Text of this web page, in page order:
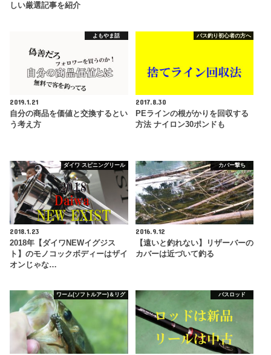
しい厳選記事を紹介
よもやま話
2019.1.21
自分の商品を価値と交換するとい
う考え方
バス釣り初心者の方へ
2017.8.30
PEラインの根がかりを回収する
方法 ナイロン30ポンドも
ダイワ スピニングリール
2018.1.23
2018年【ダイワNEWイグジス
ト】のモノコックボディーはザイ
オンじゃな…
カバー撃ち
2016.9.12
【遠いと釣れない】リザーバーの
カバーは近づいて釣る
ワーム(ソフトルアー)＆リグ バスロッド